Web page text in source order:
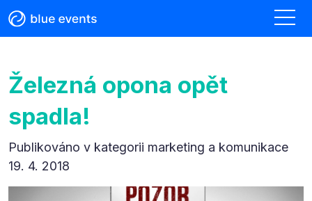
Železná opona opět
spadla!
Publikováno v kategorii marketing a komunikace
19. 4. 2018